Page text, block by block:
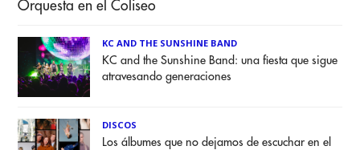
Orquesta en el Coliseo
KC AND THE SUNSHINE BAND
KC and the Sunshine Band: una fiesta que sigue
atravesando generaciones
DISCOS
Los álbumes que no dejamos de escuchar en el